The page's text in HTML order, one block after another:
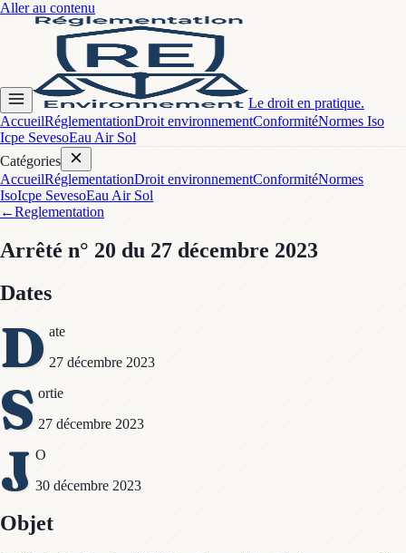
Aller au contenu
Le droit en pratique.
AccueilRéglementationDroit environnementConformitéNormes Iso
Icpe SevesoEau Air Sol
Catégories
AccueilRéglementationDroit environnementConformitéNormes
IsoIcpe SevesoEau Air Sol
←Reglementation
Arrêté n° 20 du 27 décembre 2023
Dates
D ate
27 décembre 2023
S ortie
27 décembre 2023
J O
30 décembre 2023
Objet